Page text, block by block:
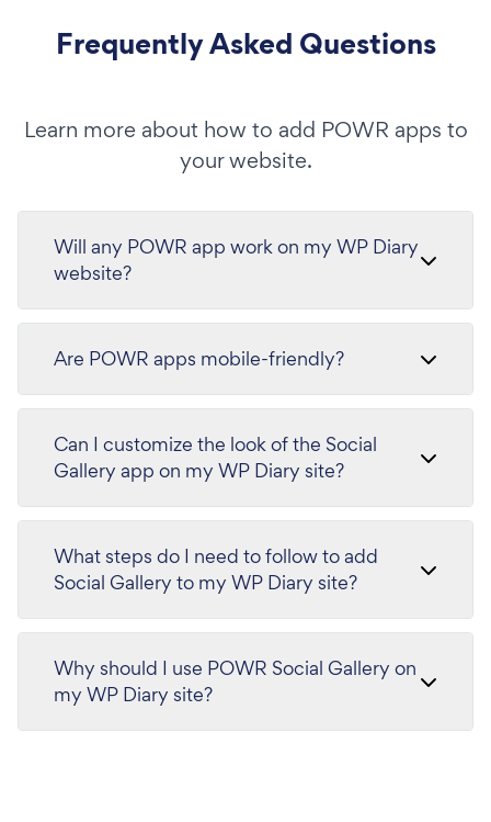
Frequently Asked Questions
Learn more about how to add POWR apps to
your website.
Will any POWR app work on my WP Diary
website?
Are POWR apps mobile-friendly?
Can I customize the look of the Social
Gallery app on my WP Diary site?
What steps do I need to follow to add
Social Gallery to my WP Diary site?
Why should I use POWR Social Gallery on
my WP Diary site?